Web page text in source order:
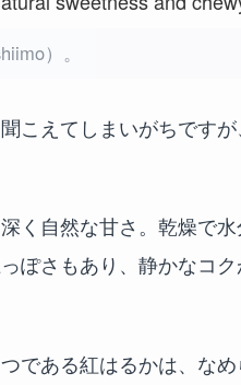
）。
えてしまいがちですが、
く自然な甘さ。乾燥で水
ぽさもあり、静かなコ
である紅はるかは、なめ